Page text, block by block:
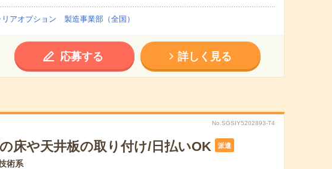
アオプション 製造事業部（全国）
応募する 詳しく見る
No.SGSIY5202893-T4
の床や天井板の取り付け/日払いOK 派遣
術系